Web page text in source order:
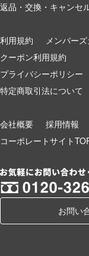
返品・交換・キャンセ
利用規約
メンバー
クーポン利用規約
プライバシーポリシー
特定商取引法について
会社概要
採用情報
コーポレートサイト
お問い